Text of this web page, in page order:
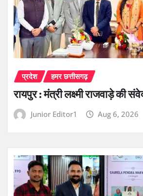
प्रदेश हमर छत्तीसगढ़
रायपुर : मंत्री लक्ष्मी राजवाड़े की
Junior Editor1 Aug 6, 2026